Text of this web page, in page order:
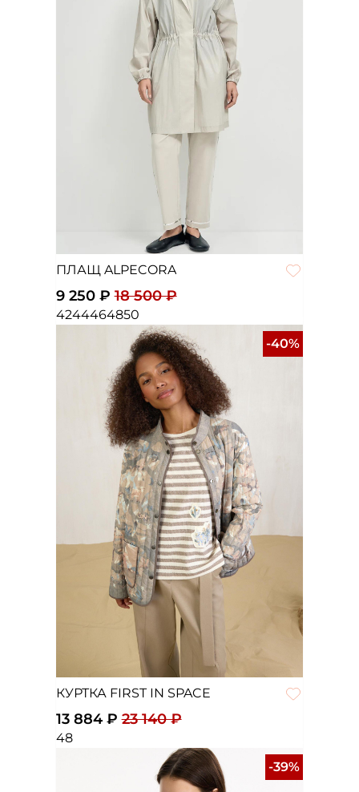
ПЛАЩ ALPECORA
9 250 ₽ 18 500 ₽
4244464850
-40%
КУРТКА FIRST IN SPACE
13 884 ₽ 23 140 ₽
48
-39%